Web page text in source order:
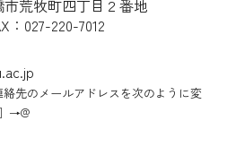
荒牧町四丁目２番地
027-220-7012
先のメールアドレスを次のように変
→@